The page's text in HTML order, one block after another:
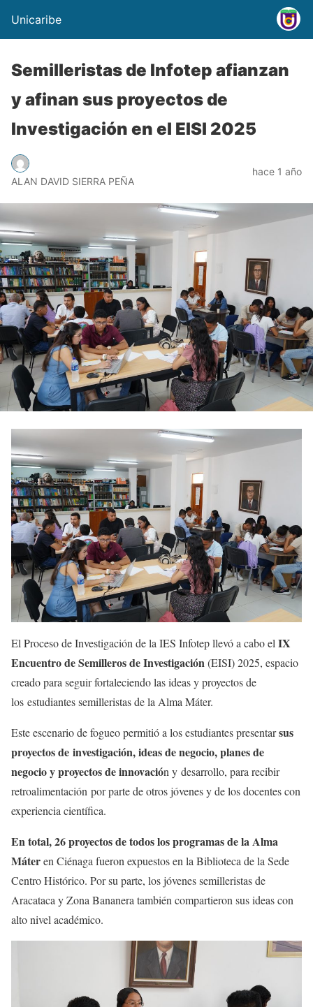
Unicaribe
Semilleristas de Infotep afianzan
y afinan sus proyectos de
Investigación en el EISI 2025
ALAN DAVID SIERRA PEÑA
hace 1 año
El Proceso de Investigación de la IES Infotep llevó a cabo el IX
Encuentro de Semilleros de Investigación(EISI) 2025, espacio
creado para seguir fortaleciendo las ideas y proyectos de
los estudiantes semilleristas de la Alma Máter.
Este escenario de fogueo permitió a los estudiantes presentarsus
proyectos de investigación, ideas de negocio, planes de
negocio y proyectos de innovación y desarrollo, para recibir
retroalimentación por parte de otros jóvenes y de los docentes con
experiencia científica.
En total, 26 proyectos de todos los programas de la Alma
Máteren Ciénaga fueron expuestos en la Biblioteca de la Sede
Centro Histórico. Por su parte, los jóvenes semilleristas de
Aracataca y Zona Bananera también compartieron sus ideas con
alto nivel académico.